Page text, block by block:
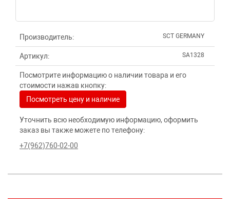
Производитель: SCT GERMANY
Артикул: SA1328
Посмотрите информацию о наличии товара и его
стоимости нажав кнопку:
Посмотреть цену и наличие
Уточнить всю необходимую информацию, оформить
заказ вы также можете по телефону:
+7(962)760-02-00